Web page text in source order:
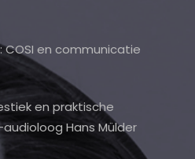
COSI en communicatie
en praktische
Hans Mülder